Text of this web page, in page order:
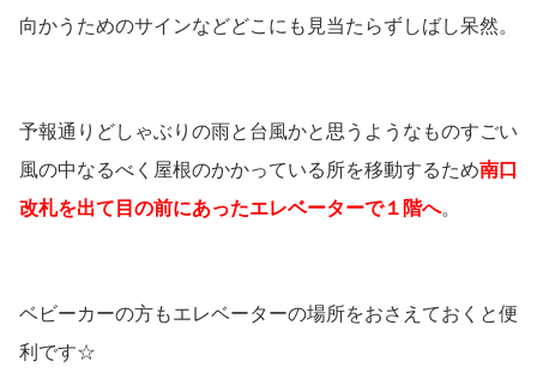
向かうためのサインなどどこにも見当たらずしばし呆然。
予報通りどしゃぶりの雨と台風かと思うようなものすごい
風の中なるべく屋根のかかっている所を移動するため南口
改札を出て目の前にあったエレベーターで１階へ。
ベビーカーの方もエレベーターの場所をおさえておくと便
利です☆